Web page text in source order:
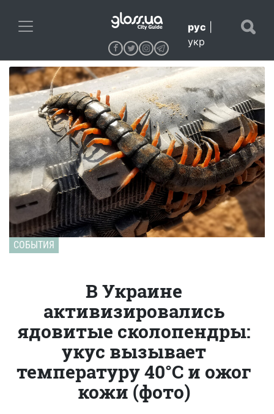
рус
укр
СОБЫТИЯ
В Украине
активизировались
ядовитые сколопендры:
укус вызывает
температуру 40°C и ожог
кожи (фото)